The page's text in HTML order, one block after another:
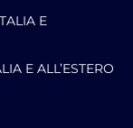
E
E ALL’ESTERO